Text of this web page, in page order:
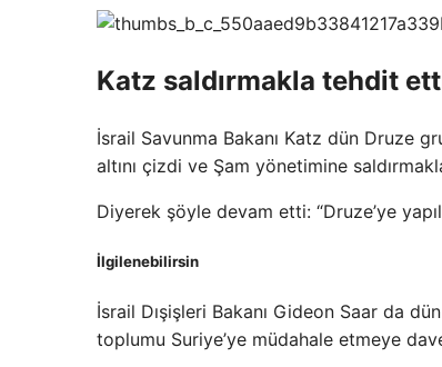
Katz saldırmakla tehdit
İsrail Savunma Bakanı Katz dün Druze
altını çizdi ve Şam yönetimine
Diyerek şöyle devam etti: “Druze’ye
İlgilenebilirsin
İsrail Dışişleri Bakanı Gideon Saar da
toplumu Suriye’ye müdahale etmeye